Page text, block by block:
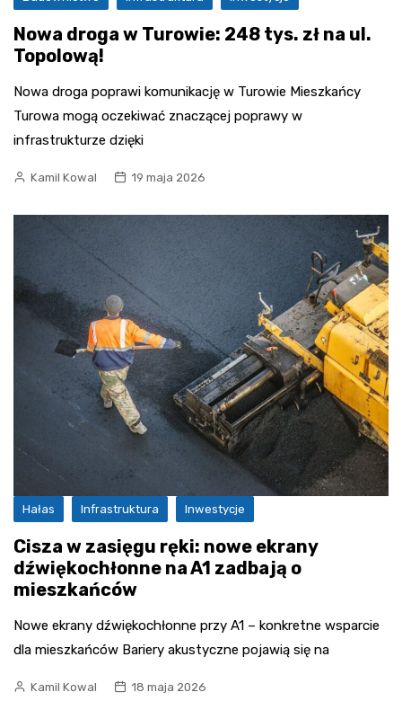
Nowa droga w Turowie: 248 tys. zł na ul.
Topolową!
Nowa droga poprawi komunikację w Turowie Mieszkańcy
Turowa mogą oczekiwać znaczącej poprawy w
infrastrukturze dzięki
Kamil Kowal 19 maja 2026
Hałas Infrastruktura Inwestycje
Cisza w zasięgu ręki: nowe ekrany
dźwiękochłonne na A1 zadbają o
mieszkańców
Nowe ekrany dźwiękochłonne przy A1 – konkretne wsparcie
dla mieszkańców Bariery akustyczne pojawią się na
Kamil Kowal 18 maja 2026